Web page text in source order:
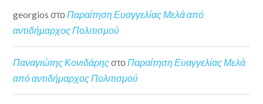
georgios στοΠαραίτηση Ευαγγελίας Μελά από
αντιδήμαρχος Πολιτισμού
Παναγιώτης ΚονιδάρηςστοΠαραίτηση Ευαγγελίας Μελά
από αντιδήμαρχος Πολιτισμού